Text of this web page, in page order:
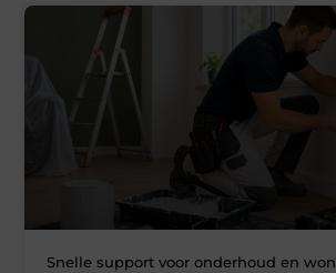
Snelle support voor onderhoud en